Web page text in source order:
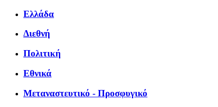
Ελλάδα
Διεθνή
Πολιτική
Εθνικά
Μεταναστευτικό - Προσφυγικό